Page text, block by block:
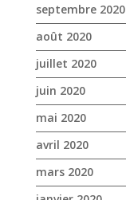
septembre 2020
août 2020
juillet 2020
juin 2020
mai 2020
avril 2020
mars 2020